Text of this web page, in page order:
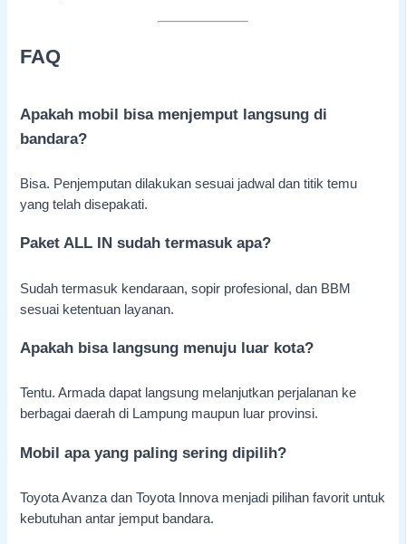
FAQ
Apakah mobil bisa menjemput langsung di
bandara?
Bisa. Penjemputan dilakukan sesuai jadwal dan titik temu
yang telah disepakati.
Paket ALL IN sudah termasuk apa?
Sudah termasuk kendaraan, sopir profesional, dan BBM
sesuai ketentuan layanan.
Apakah bisa langsung menuju luar kota?
Tentu. Armada dapat langsung melanjutkan perjalanan ke
berbagai daerah di Lampung maupun luar provinsi.
Mobil apa yang paling sering dipilih?
Toyota Avanza dan Toyota Innova menjadi pilihan favorit untuk
kebutuhan antar jemput bandara.